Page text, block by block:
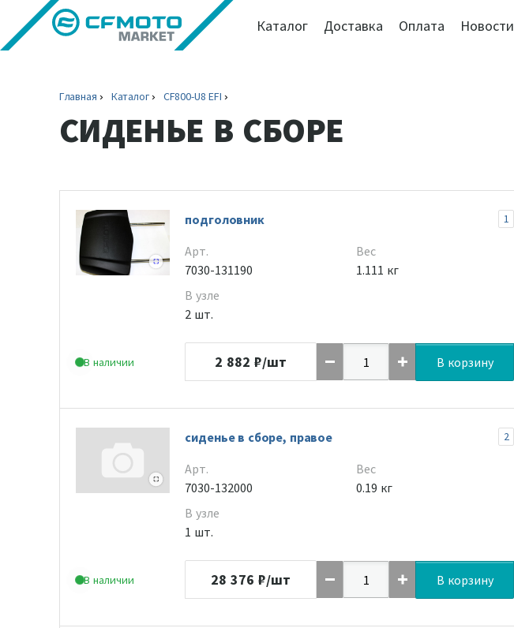
Каталог Доставка Оплата Новости
Главная Каталог CF800-U8 EFI
СИДЕНЬЕ В СБОРЕ
В наличии
подголовник 1
Арт.
7030-131190
В узле
2 шт.
Вес
1.111 кг
2 882 ₽/шт В корзину
В наличии
сиденье в сборе, правое 2
Арт.
7030-132000
В узле
1 шт.
Вес
0.19 кг
28 376 ₽/шт В корзину